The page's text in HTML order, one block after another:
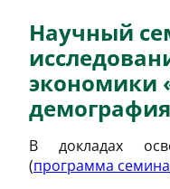
Научный
экономики
В докладах
(программа